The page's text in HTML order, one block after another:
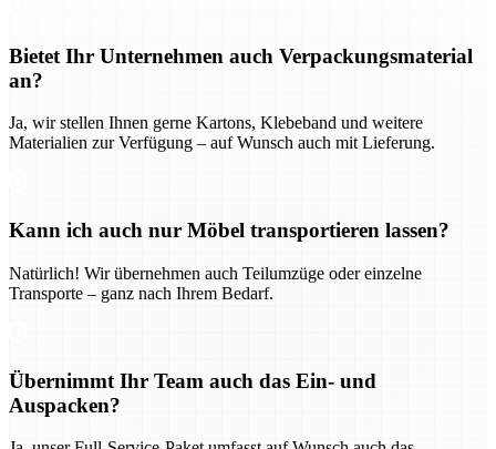
Bietet Ihr Unternehmen auch Verpackungsmaterial
an?
Ja, wir stellen Ihnen gerne Kartons, Klebeband und weitere
Materialien zur Verfügung – auf Wunsch auch mit Lieferung.
Kann ich auch nur Möbel transportieren lassen?
Natürlich! Wir übernehmen auch Teilumzüge oder einzelne
Transporte – ganz nach Ihrem Bedarf.
Übernimmt Ihr Team auch das Ein- und
Auspacken?